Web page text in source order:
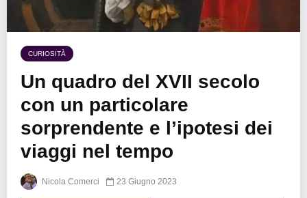
CURIOSITÀ
Un quadro del XVII secolo
con un particolare
sorprendente e l’ipotesi dei
viaggi nel tempo
Nicola Comerci 23 Giugno 2023